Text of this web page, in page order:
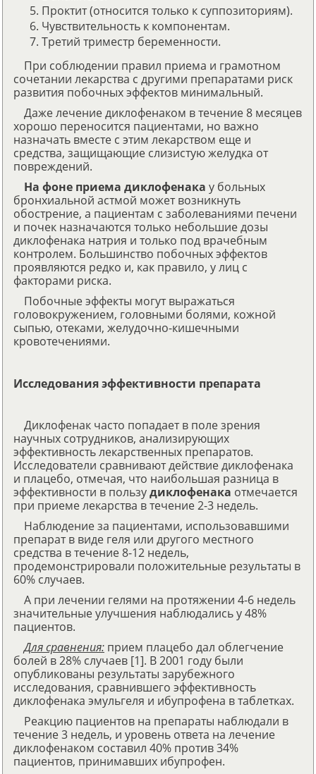
Проктит (относится только к суппозиториям).
Чувствительность к компонентам.
Третий триместр беременности.
При соблюдении правил приема и грамотном
сочетании лекарства с другими препаратами риск
развития побочных эффектов минимальный.
Даже лечение диклофенаком в течение 8 месяцев
хорошо переносится пациентами, но важно
назначать вместе с этим лекарством еще и
средства, защищающие слизистую желудка от
повреждений.
На фоне приема диклофенака у больных
бронхиальной астмой может возникнуть
обострение, а пациентам с заболеваниями печени
и почек назначаются только небольшие дозы
диклофенака натрия и только под врачебным
контролем. Большинство побочных эффектов
проявляются редко и, как правило, у лиц с
факторами риска.
Побочные эффекты могут выражаться
головокружением, головными болями, кожной
сыпью, отеками, желудочно-кишечными
кровотечениями.
Исследования эффективности препарата
Диклофенак часто попадает в поле зрения
научных сотрудников, анализирующих
эффективность лекарственных препаратов.
Исследователи сравнивают действие диклофенака
и плацебо, отмечая, что наибольшая разница в
эффективности в пользудиклофенака отмечается
при приеме лекарства в течение 2-3 недель.
Наблюдение за пациентами, использовавшими
препарат в виде геля или другого местного
средства в течение 8-12 недель,
продемонстрировали положительные результаты в
60% случаев.
А при лечении гелями на протяжении 4-6 недель
значительные улучшения наблюдались у 48%
пациентов.
Для сравнения: прием плацебо дал облегчение
болей в 28% случаев [1]. В 2001 году были
опубликованы результаты зарубежного
исследования, сравнившего эффективность
диклофенака эмульгеля и ибупрофена в таблетках.
Реакцию пациентов на препараты наблюдали в
течение 3 недель, и уровень ответа на лечение
диклофенаком составил 40% против 34%
пациентов, принимавших ибупрофен.